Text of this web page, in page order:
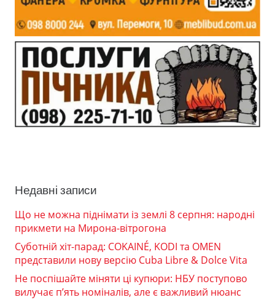
Недавні записи
Що не можна піднімати із землі 8 серпня: народні
прикмети на Мирона-вітрогона
Суботній хіт-парад: COKAINÉ, KODI та OMEN
представили нову версію Cuba Libre & Dolce Vita
Не поспішайте міняти ці купюри: НБУ поступово
вилучає п’ять номіналів, але є важливий нюанс